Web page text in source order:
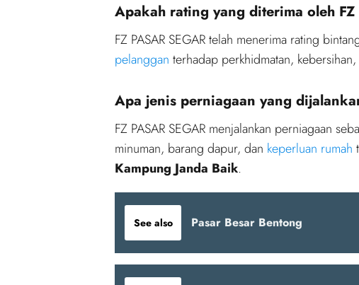
Apakah rating yang diterima oleh
FZ PASAR SEGAR telah menerima rating
pelanggan terhadap perkhidmatan,
Apa jenis perniagaan yang
FZ PASAR SEGAR menjalankan perniagaan
minuman, barang dapur, dan keperluan rumah
Kampung Janda Baik.
See also Pasar Besar Bentong